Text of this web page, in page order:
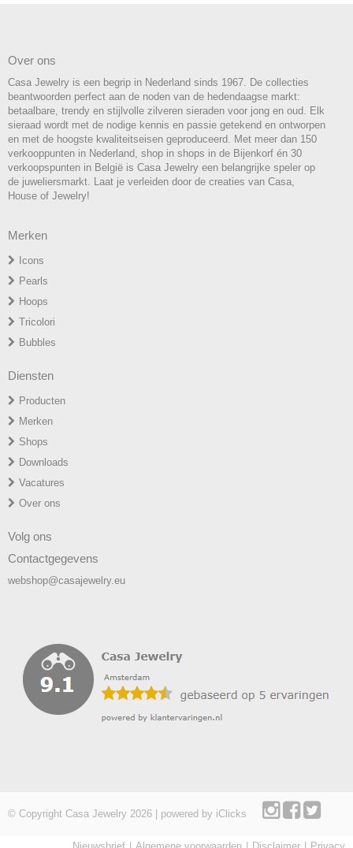
Over ons
Casa Jewelry is een begrip in Nederland sinds 1967. De collecties
beantwoorden perfect aan de noden van de hedendaagse markt:
betaalbare, trendy en stijlvolle zilveren sieraden voor jong en oud. Elk
sieraad wordt met de nodige kennis en passie getekend en ontworpen
en met de hoogste kwaliteitseisen geproduceerd. Met meer dan 150
verkooppunten in Nederland, shop in shops in de Bijenkorf én 30
verkoopspunten in België is Casa Jewelry een belangrijke speler op
de juweliersmarkt. Laat je verleiden door de creaties van Casa,
House of Jewelry!
Merken
Icons
Pearls
Hoops
Tricolori
Bubbles
Diensten
Producten
Merken
Shops
Downloads
Vacatures
Over ons
Volg ons
Contactgegevens
webshop@casajewelry.eu
© Copyright Casa Jewelry 2026 | powered by iClicks